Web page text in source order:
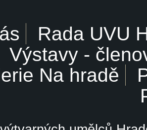
Rada UVU
Výstavy -
Na hradě